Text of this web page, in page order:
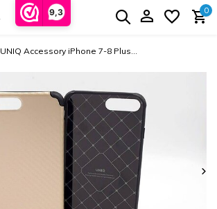
9,3 0
UNIQ Accessory iPhone 7-8 Plus...